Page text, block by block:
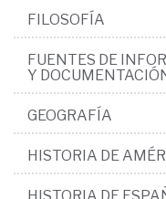
FILOSOFÍA
FUENTES DE
Y
GEOGRAFÍA
HISTORIA DE